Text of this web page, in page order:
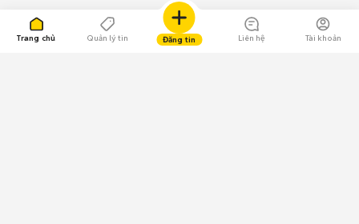
Trang chủ Quản lý tin Đăng tin Liên hệ Tài khoản